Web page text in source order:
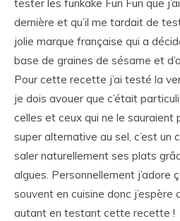
tester les furikake Furi Furi que
dernière et qu’il me tardait de
jolie marque française qui a
base de graines de sésame et
Pour cette recette j’ai testé la
je dois avouer que c’était
celles et ceux qui ne le sauraient
super alternative au sel, c’est un
saler naturellement ses plats
algues. Personnellement j’adore
souvent en cuisine donc
autant en testant cette recette !